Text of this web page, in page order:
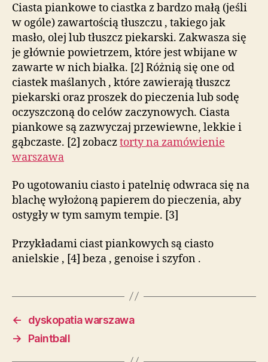
Ciasta piankowe to ciastka z bardzo małą (jeśli
w ogóle) zawartością tłuszczu , takiego jak
masło, olej lub tłuszcz piekarski. Zakwasza się
je głównie powietrzem, które jest wbijane w
zawarte w nich białka. [2] Różnią się one od
ciastek maślanych , które zawierają tłuszcz
piekarski oraz proszek do pieczenia lub sodę
oczyszczoną do celów zaczynowych. Ciasta
piankowe są zazwyczaj przewiewne, lekkie i
gąbczaste. [2] zobacztorty na zamówienie
warszawa
Po ugotowaniu ciasto i patelnię odwraca się na
blachę wyłożoną papierem do pieczenia, aby
ostygły w tym samym tempie. [3]
Przykładami ciast piankowych są ciasto
anielskie , [4] beza , genoise i szyfon .
←
dyskopatia warszawa
→
Paintball